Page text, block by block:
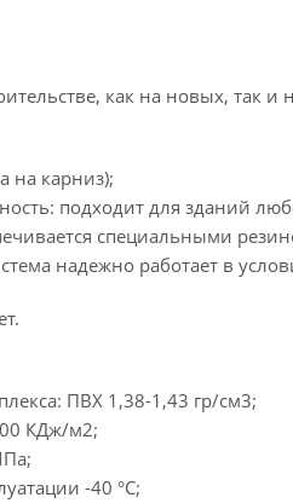
как на новых, так и
на карниз);
подходит для зданий
специальными
надежно работает в
ПВХ 1,38-1,43 гр/см3;
КДж/м2;
-40 °C;